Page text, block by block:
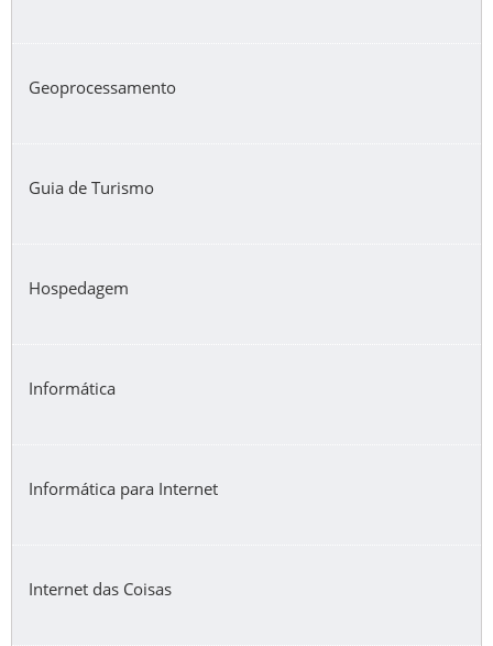
Geoprocessamento
Guia de Turismo
Hospedagem
Informática
Informática para Internet
Internet das Coisas